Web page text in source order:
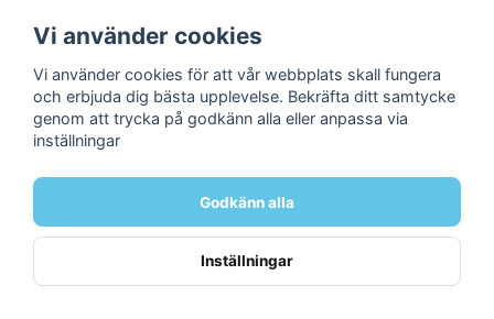
By Lene - Cutting &
Embossing Die -
Accessories for
By Lene - Cutting &
Embossing Die - Baby
Trolls  BLD1839
Vi använder cookies
Vi använder cookies för att vår webbplats skall fungera
och erbjuda dig bästa upplevelse. Bekräfta ditt samtycke
genom att trycka på godkänn alla eller anpassa via
inställningar
Godkänn alla
Inställningar